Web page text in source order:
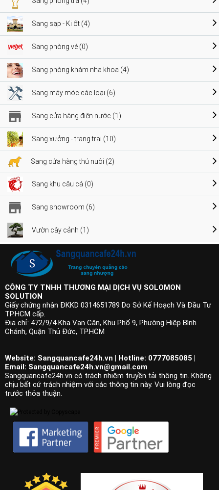
Sang sạp - Ki ốt (4)
Sang phòng vé (0)
Sang phòng khám nha khoa (4)
Sang máy móc các loại (6)
Sang cửa hàng điện nước (1)
Sang xưởng - trang trại (10)
Sang cửa hàng thú nuôi (2)
Sang khu câu cá (0)
Sang showroom (6)
Vườn cây cảnh (1)
CÔNG TY TNHH THƯƠNG MẠI DỊCH VỤ SOLOMON
SOLUTION
Giấy chứng nhận ĐKKD 0314651789 Do Sở Kế Hoạch Và Đầu Tư
TP.HCM cấp.
Địa chỉ: 472/9/4 Kha Vạn Cân, Khu Phố 9, Phường Hiệp Bình
Chánh, Quận Thủ Đức, TP.HCM
Website: Sangquancafe24h.vn | Hotline: 0777085085 |
Email: Sangquancafe24h.vn@gmail.com
Sangquancafe24h.vn có trách nhiệm truyền tải thông tin. Không
chịu bất cứ trách nhiệm với các thông tin này. Vui lòng đọc
trước thỏa thuận.